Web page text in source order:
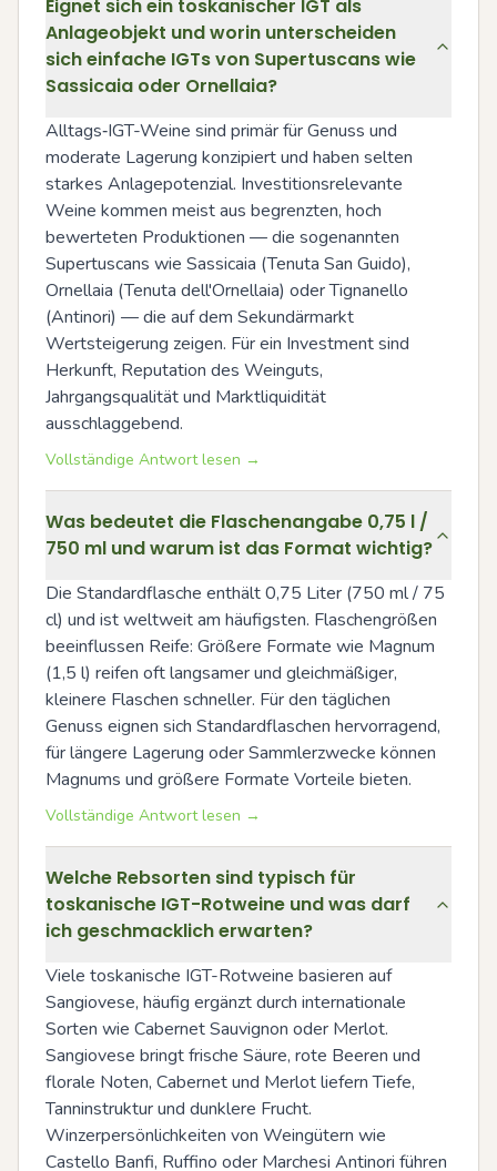
Eignet sich ein toskanischer IGT als
Anlageobjekt und worin unterscheiden
sich einfache IGTs von Supertuscans wie
Sassicaia oder Ornellaia?
Alltags‑IGT-Weine sind primär für Genuss und
moderate Lagerung konzipiert und haben selten
starkes Anlagepotenzial. Investitionsrelevante
Weine kommen meist aus begrenzten, hoch
bewerteten Produktionen — die sogenannten
Supertuscans wie Sassicaia (Tenuta San Guido),
Ornellaia (Tenuta dell'Ornellaia) oder Tignanello
(Antinori) — die auf dem Sekundärmarkt
Wertsteigerung zeigen. Für ein Investment sind
Herkunft, Reputation des Weinguts,
Jahrgangsqualität und Marktliquidität
ausschlaggebend.
Vollständige Antwort lesen →
Was bedeutet die Flaschenangabe 0,75 l /
750 ml und warum ist das Format wichtig?
Die Standardflasche enthält 0,75 Liter (750 ml / 75
cl) und ist weltweit am häufigsten. Flaschengrößen
beeinflussen Reife: Größere Formate wie Magnum
(1,5 l) reifen oft langsamer und gleichmäßiger,
kleinere Flaschen schneller. Für den täglichen
Genuss eignen sich Standardflaschen hervorragend,
für längere Lagerung oder Sammlerzwecke können
Magnums und größere Formate Vorteile bieten.
Vollständige Antwort lesen →
Welche Rebsorten sind typisch für
toskanische IGT-Rotweine und was darf
ich geschmacklich erwarten?
Viele toskanische IGT-Rotweine basieren auf
Sangiovese, häufig ergänzt durch internationale
Sorten wie Cabernet Sauvignon oder Merlot.
Sangiovese bringt frische Säure, rote Beeren und
florale Noten, Cabernet und Merlot liefern Tiefe,
Tanninstruktur und dunklere Frucht.
Winzerpersönlichkeiten von Weingütern wie
Castello Banfi, Ruffino oder Marchesi Antinori führen